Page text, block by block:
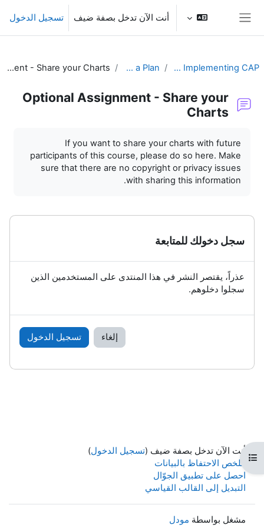
تخطى إلى المحتوى الرئيسي
أنت الآن تدخل بصفة ضيف تسجيل الدخول
فتح فهرس المقرر
Guidelines for Implementing CAP
Develop a Plan
Optional Assignment - Share your Charts
Optional Assignment - Share your
Charts
If you want to share your charts with future
participants of this course, please do so here. Make
sure that there are no copyright or privacy issues
with sharing this information.
سجل دخولك للمتابعة
عذراً، يقتصر النشر في هذا المنتدى على المستخدمين الذين
سجلوا دخلوهم.
إلغاء تسجيل الدخول
أنت الآن تدخل بصفة ضيف (تسجيل الدخول)
ملخص الاحتفاظ بالبيانات
احصل على تطبيق الجوّال
التبديل إلى القالب القياسي
مشغل بواسطة مودل